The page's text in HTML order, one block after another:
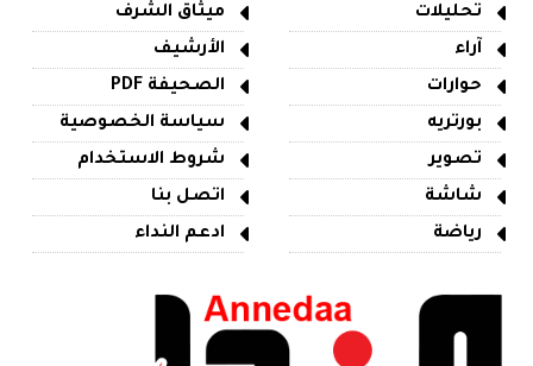
تحليلات
آراء
حوارات
بورتريه
تصوير
شاشة
رياضة
ميثاق الشرف
الأرشيف
الصحيفة PDF
سياسة الخصوصية
شروط الاستخدام
اتصل بنا
ادعم النداء